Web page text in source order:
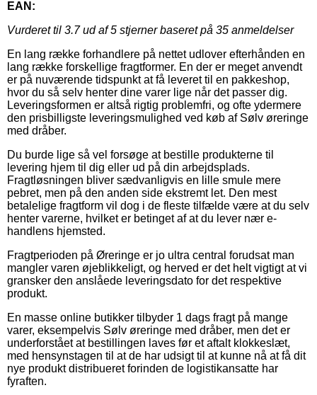
EAN:
Vurderet til 3.7ud af 5 stjerner baseret på 35 anmeldelser
En lang række forhandlere på nettet udlover efterhånden en
lang række forskellige fragtformer. En der er meget anvendt
er på nuværende tidspunkt at få leveret til en pakkeshop,
hvor du så selv henter dine varer lige når det passer dig.
Leveringsformen er altså rigtig problemfri, og ofte ydermere
den prisbilligste leveringsmulighed ved køb af Sølv øreringe
med dråber.
Du burde lige så vel forsøge at bestille produkterne til
levering hjem til dig eller ud på din arbejdsplads.
Fragtløsningen bliver sædvanligvis en lille smule mere
pebret, men på den anden side ekstremt let. Den mest
betalelige fragtform vil dog i de fleste tilfælde være at du selv
henter varerne, hvilket er betinget af at du lever nær e-
handlens hjemsted.
Fragtperioden på Øreringe er jo ultra central forudsat man
mangler varen øjeblikkeligt, og herved er det helt vigtigt at vi
gransker den anslåede leveringsdato for det respektive
produkt.
En masse online butikker tilbyder 1 dags fragt på mange
varer, eksempelvis Sølv øreringe med dråber, men det er
underforstået at bestillingen laves før et aftalt klokkeslæt,
med hensynstagen til at de har udsigt til at kunne nå at få dit
nye produkt distribueret forinden de logistikansatte har
fyraften.